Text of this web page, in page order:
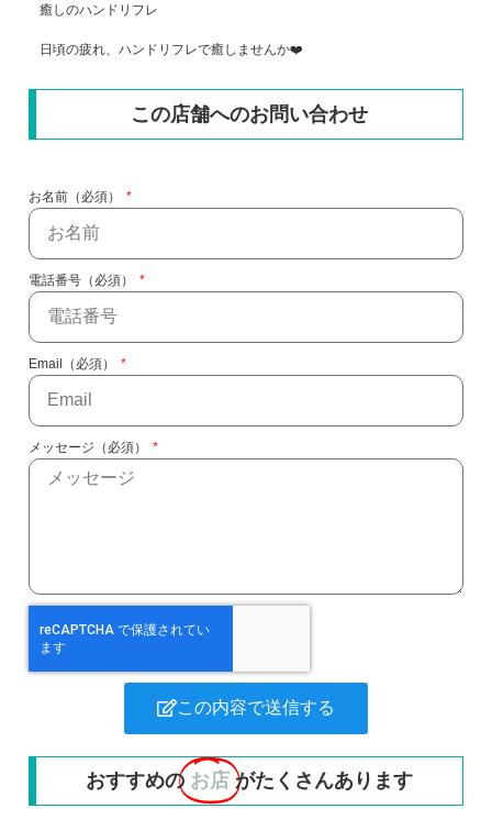
癒しのハンドリフレ
日頃の疲れ、ハンドリフレで癒しませんか❤️
この店舗へのお問い合わせ
お名前（必須）
電話番号（必須）
Email（必須）
メッセージ（必須）
この内容で送信する
おすすめの お店 がたくさんあります